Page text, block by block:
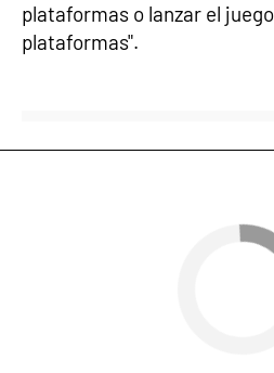
plataformas o lanzar el
plataformas".